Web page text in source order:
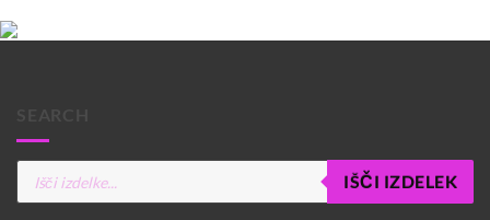
Products
search
IŠČI IZDELEK